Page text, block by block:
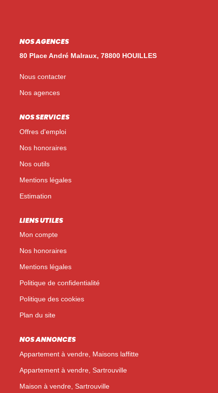
NOS AGENCES
80 Place André Malraux, 78800 HOUILLES
Nous contacter
Nos agences
NOS SERVICES
Offres d'emploi
Nos honoraires
Nos outils
Mentions légales
Estimation
LIENS UTILES
Mon compte
Nos honoraires
Mentions légales
Politique de confidentialité
Politique des cookies
Plan du site
NOS ANNONCES
Appartement à vendre, Maisons laffitte
Appartement à vendre, Sartrouville
Maison à vendre, Sartrouville